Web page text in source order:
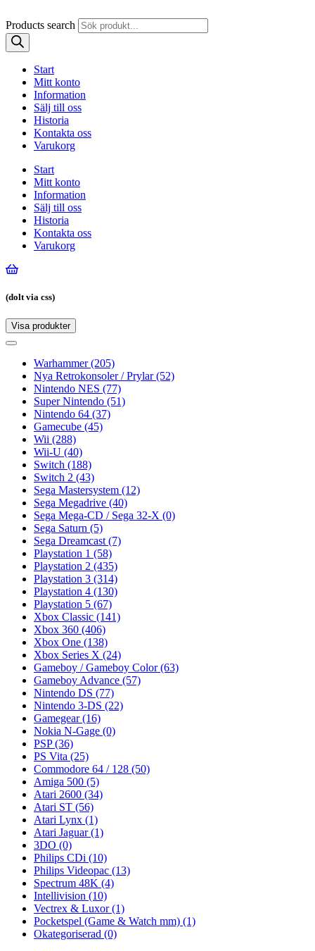
Products search
Start
Mitt konto
Information
Sälj till oss
Historia
Kontakta oss
Varukorg
Start
Mitt konto
Information
Sälj till oss
Historia
Kontakta oss
Varukorg
(dolt via css)
Visa produkter
Toggle
Toggle
navigationWarhammer(205)
Nya Retrokonsoler / Prylar(52)
Nintendo NES (77)
Super Nintendo (51)
Nintendo 64 (37)
Gamecube (45)
Wii (288)
Wii-U (40)
Switch (188)
Switch 2 (43)
Sega Mastersystem (12)
Sega Megadrive (40)
Sega Mega-CD / Sega 32-X (0)
Sega Saturn (5)
Sega Dreamcast (7)
Playstation 1 (58)
Playstation 2 (435)
Playstation 3 (314)
Playstation 4 (130)
Playstation 5 (67)
Xbox Classic (141)
Xbox 360 (406)
Xbox One (138)
Xbox Series X (24)
Gameboy / Gameboy Color(63)
Gameboy Advance (57)
Nintendo DS (77)
Nintendo 3-DS (22)
Gamegear(16)
Nokia N-Gage (0)
PSP(36)
PS Vita (25)
Commodore 64 / 128 (50)
Amiga 500 (5)
Atari 2600 (34)
Atari ST (56)
Atari Lynx (1)
Atari Jaguar(1)
3DO (0)
Philips CDi (10)
Philips Videopac (13)
Spectrum 48K (4)
Intellivision (10)
Vectrex & Luxor(1)
Pocketspel (Game & Watch mm) (1)
Okategoriserad (0)